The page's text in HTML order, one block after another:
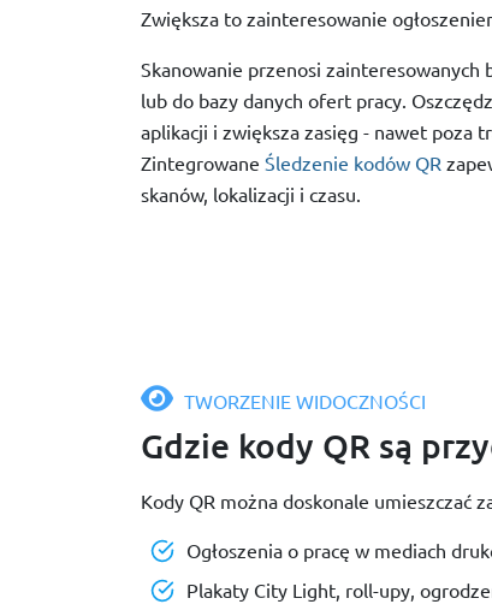
Zwiększa to zainteresowanie
Skanowanie przenosi zainteresowanych
lub do bazy danych ofert pracy.
aplikacji i zwiększa zasięg - nawet poza
Zintegrowane Śledzenie kodów QR
skanów, lokalizacji i czasu.
TWORZENIE WIDOCZNOŚCI
Gdzie kody QR są
Kody QR można doskonale umieszczać
Ogłoszenia o pracę w mediach
Plakaty City Light, roll-upy,